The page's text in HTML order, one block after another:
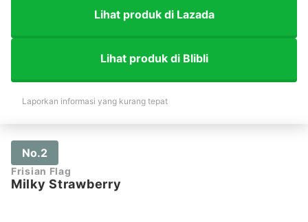
Lihat produk di Lazada
Lihat produk di Blibli
Laporkan informasi yang kurang tepat
No.2
Frisian Flag
Milky Strawberry